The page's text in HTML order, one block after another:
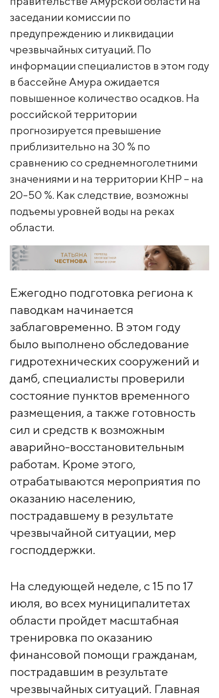
заседании комиссии по
предупреждению и ликвидации
чрезвычайных ситуаций. По
информации специалистов в этом году
в бассейне Амура ожидается
повышенное количество осадков. На
российской территории
прогнозируется превышение
приблизительно на 30 % по
сравнению со среднемноголетними
значениями и на территории КНР – на
20-50 %. Как следствие, возможны
подъемы уровней воды на реках
области.
Ежегодно подготовка региона к
паводкам начинается
заблаговременно. В этом году
было выполнено обследование
гидротехнических сооружений и
дамб, специалисты проверили
состояние пунктов временного
размещения, а также готовность
сил и средств к возможным
аварийно-восстановительным
работам. Кроме этого,
отрабатываются мероприятия по
оказанию населению,
пострадавшему в результате
чрезвычайной ситуации, мер
господдержки.
На следующей неделе, с 15 по 17
июля, во всех муниципалитетах
области пройдет масштабная
тренировка по оказанию
финансовой помощи гражданам,
пострадавшим в результате
чрезвычайных ситуаций. Главная